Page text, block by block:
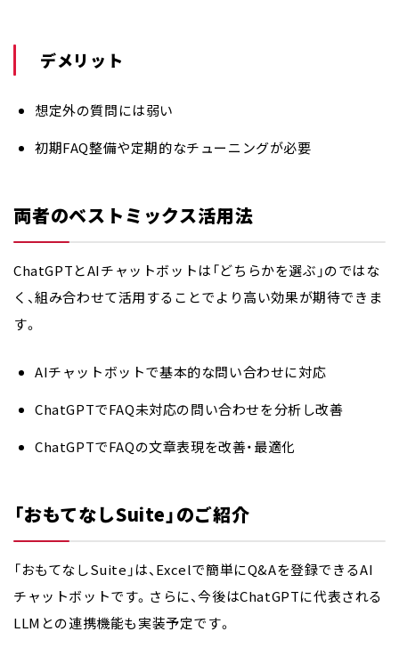
デメリット
想定外の質問には弱い
初期FAQ整備や定期的なチューニングが必要
両者のベストミックス活用法
ChatGPTとAIチャットボットは「どちらかを選ぶ」のではな
く、組み合わせて活用することでより高い効果が期待できま
す。
AIチャットボットで基本的な問い合わせに対応
ChatGPTでFAQ未対応の問い合わせを分析し改善
ChatGPTでFAQの文章表現を改善・最適化
「おもてなしSuite」のご紹介
「おもてなしSuite」は、Excelで簡単にQ&Aを登録できるAI
チャットボットです。さらに、今後はChatGPTに代表される
LLMとの連携機能も実装予定です。